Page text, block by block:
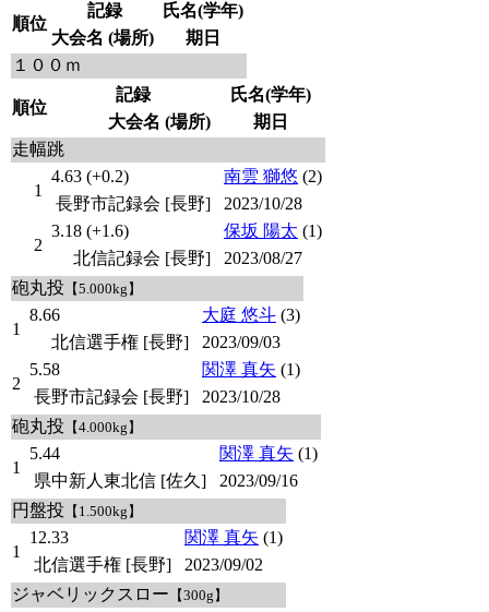
順位
記録
氏名(学年)
大会名 (場所)
期日
１００ｍ
順位
記録
氏名(学年)
大会名 (場所)
期日
走幅跳
1
4.63 (+0.2) 南雲 獅悠 (2)
長野市記録会 [長野]
2023/10/28
2
3.18 (+1.6) 保坂 陽太 (1)
北信記録会 [長野]
2023/08/27
砲丸投 【5.000kg】
1
8.66 大庭 悠斗 (3)
北信選手権 [長野]
2023/09/03
2
5.58 関澤 真矢 (1)
長野市記録会 [長野]
2023/10/28
砲丸投 【4.000kg】
1
5.44 関澤 真矢 (1)
県中新人東北信 [佐久]
2023/09/16
円盤投 【1.500kg】
1
12.33 関澤 真矢 (1)
北信選手権 [長野]
2023/09/02
ジャベリックスロー 【300g】